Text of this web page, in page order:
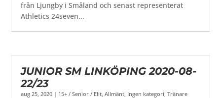
från Ljungby i Småland och senast representerat
Athletics 24seven...
JUNIOR SM LINKÖPING 2020-08-
22/23
aug 25, 2020 | 15+ / Senior / Elit ,Allmänt Ingen kategori ,Tränare